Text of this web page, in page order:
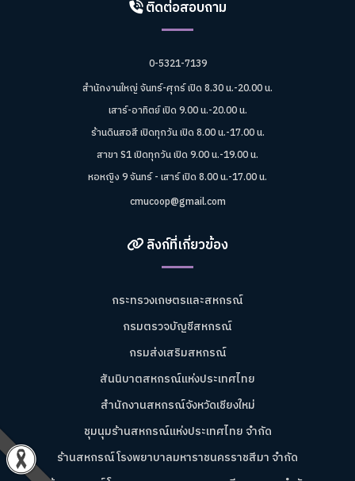
ติดต่อสอบถาม
0-5321-7139
สำนักงานใหญ่ จันทร์-ศุกร์ เปิด 8.30 น.-20.00 น.
เสาร์-อาทิตย์ เปิด 9.00 น.-20.00 น.
ร้านดินสอสี เปิดทุกวัน เปิด 8.00 น.-17.00 น.
สาขา S1 เปิดทุกวัน เปิด 9.00 น.-19.00 น.
หอหญิง 9 จันทร์ - เสาร์ เปิด 8.00 น.-17.00 น.
cmucoop@gmail.com
ลิงก์ที่เกี่ยวข้อง
กระทรวงเกษตรและสหกรณ์
กรมตรวจบัญชีสหกรณ์
กรมส่งเสริมสหกรณ์
สันนิบาตสหกรณ์แห่งประเทศไทย
สำนักงานสหกรณ์จังหวัดเชียงใหม่
ชุมนุมร้านสหกรณ์แห่งประเทศไทย จำกัด
ร้านสหกรณ์โรงพยาบาลมหาราชนครราชสีมา จำกัด